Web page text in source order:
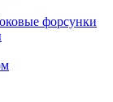
форсунки